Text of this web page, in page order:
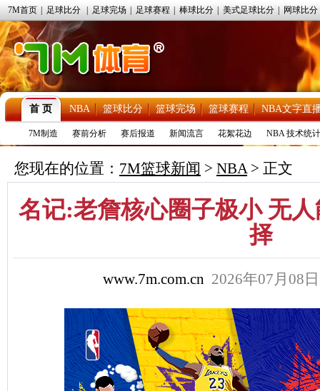
7M首页 足球比分 足球完场 足球赛程 棒球比分 美式足球比分 网球比分
首 页 NBA 篮球比分 篮球完场 篮球赛程 NBA文字直
7M制造 赛前分析 赛后报道 新闻流言 花絮花边 NBA 技术统计
您现在的位置： 7M篮球新闻 > NBA> 正文
名记:老詹核心圈子极小 无
择
www.7m.com.cn 2026年07月08